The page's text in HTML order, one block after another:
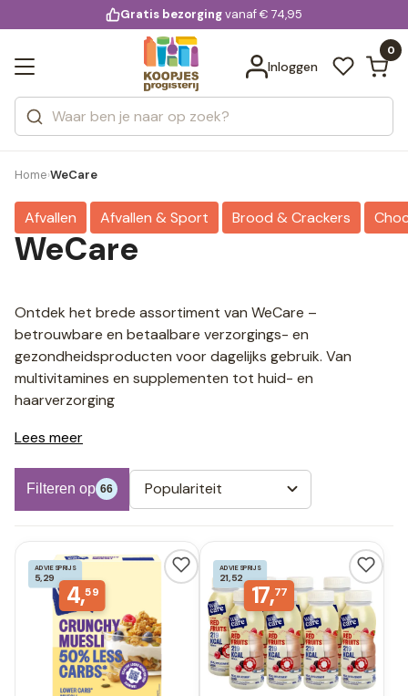
voor 20:00 uur besteld
Gratis bezorgingvanaf € 74,95
Inloggen
0
Zoeken
Categorieën
Merken
Bekijk alle resultaten
Home›WeCare
Afvallen Afvallen & Sport Brood & Crackers
WeCare
Ontdek het brede assortiment van WeCare –
betrouwbare en betaalbare verzorgings- en
gezondheidsproducten voor dagelijks gebruik. Van
multivitamines en supplementen tot huid- en
haarverzorging
Lees meer
Filteren op 66 Populariteit
ADVIESPRIJS
5,29
4,59
ADVIESPRIJS
21,52
17,77